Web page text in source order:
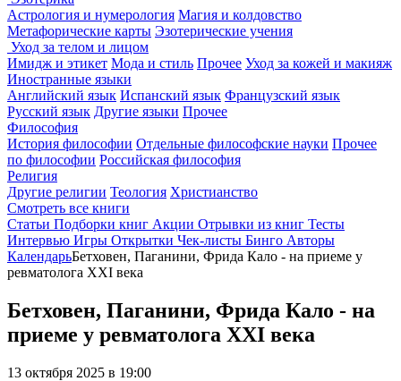
Астрология и нумерология Магия и колдовство
Метафорические карты Эзотерические учения
Уход за телом и лицом
Имидж и этикет Мода и стиль Прочее Уход за кожей и макияж
Иностранные языки
Английский язык Испанский язык Французский язык
Русский язык Другие языки Прочее
Философия
История философии Отдельные философские науки Прочее
по философии Российская философия
Религия
Другие религии Теология Христианство
Смотреть все книги
Статьи Подборки книг Акции Отрывки из книг Тесты
Интервью Игры Открытки Чек-листы Бинго Авторы
КалендарьБетховен, Паганини, Фрида Кало - на приеме у
ревматолога ХХІ века
Бетховен, Паганини, Фрида Кало - на
приеме у ревматолога ХХІ века
13 октября 2025 в 19:00